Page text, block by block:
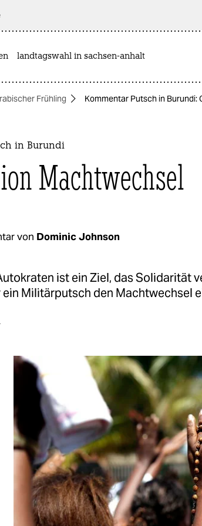
landtagswahl in sachsen-anhalt
Frühling Kommentar Putsch in
in Burundi
Machtwechsel
von Dominic Johnson
ist ein Ziel, das Solidarität
ein Militärputsch den Machtwechsel